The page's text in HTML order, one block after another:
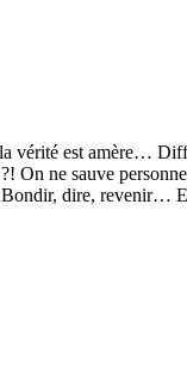
vérité est amère…
On ne sauve
Bondir, dire, revenir…